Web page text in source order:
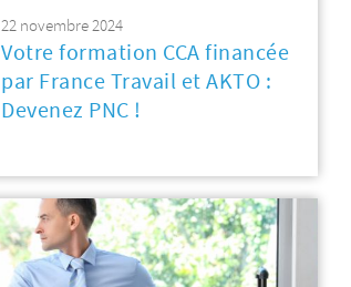
22 novembre 2024
Votre formation CCA financée
par France Travail et AKTO :
Devenez PNC !